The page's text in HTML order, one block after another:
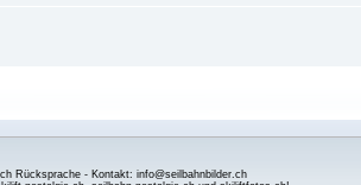
Rücksprache - Kontakt: info@seilbahnbilder.ch